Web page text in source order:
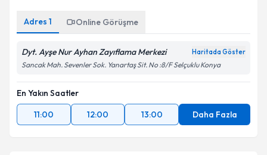
Adres 1 Online Görüşme
Dyt. Ayşe Nur Ayhan Zayıflama Merkezi Haritada Göster
Sancak Mah. Sevenler Sok. Yanartaş Sit. No :8/F Selçuklu Konya
En Yakın Saatler
11:00
12:00 13:00 Daha Fazla